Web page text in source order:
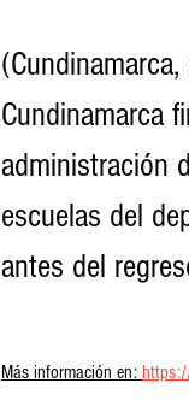
Cundinamarca
administración
escuelas del
antes del
Más información en: